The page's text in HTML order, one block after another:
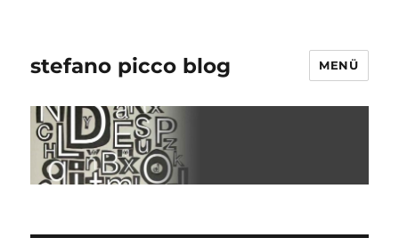
stefano picco blog MENÜ